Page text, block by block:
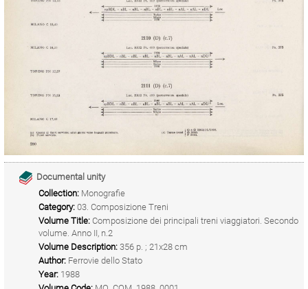
Documental unity
Collection: Monografie
Category: 03. Composizione Treni
Volume Title: Composizione dei principali treni viaggiatori. Secondo
volume. Anno II, n.2
Volume Description: 356 p. ; 21x28 cm
Author: Ferrovie dello Stato
Year: 1988